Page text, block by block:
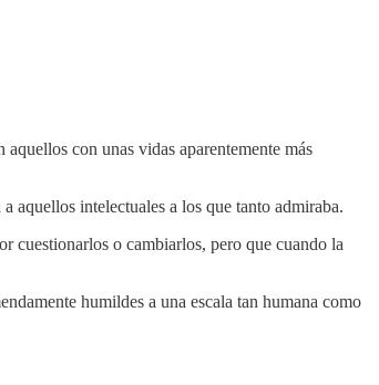
con unas vidas aparentemente más
aquellos intelectuales a los que tanto admiraba.
cuestionarlos o cambiarlos, pero que cuando la
humildes a una escala tan humana como